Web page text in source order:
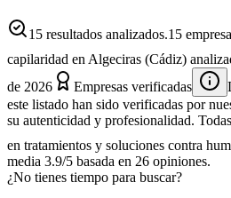
15 resultados analizados.15
capilaridad en Algeciras (Cádiz)
de 2026
Empresas verificadas
este listado han sido verificadas por
su autenticidad y profesionalidad.
en tratamientos y soluciones contra
media 3.9/5 basada en 26 opiniones.
¿No tienes tiempo para buscar?